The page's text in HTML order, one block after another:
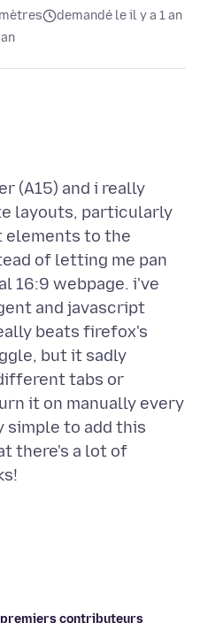
demandé le il y a 1 an
(A15) and i really
layouts, particularly
to the
of letting me pan
16:9 webpage. i've
and javascript
beats firefox's
but it sadly
tabs or
it on manually every
simple to add this
there's a lot of
premiers contributeurs